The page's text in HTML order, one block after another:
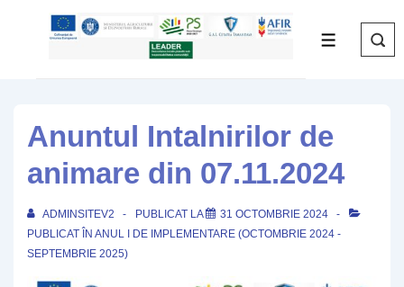
MENIU
Anuntul Intalnirilor de
animare din 07.11.2024
ADMINSITEV2 PUBLICAT LA
31 OCTOMBRIE 2024
PUBLICAT ÎN ANUL I DE IMPLEMENTARE (OCTOMBRIE 2024 -
SEPTEMBRIE 2025)